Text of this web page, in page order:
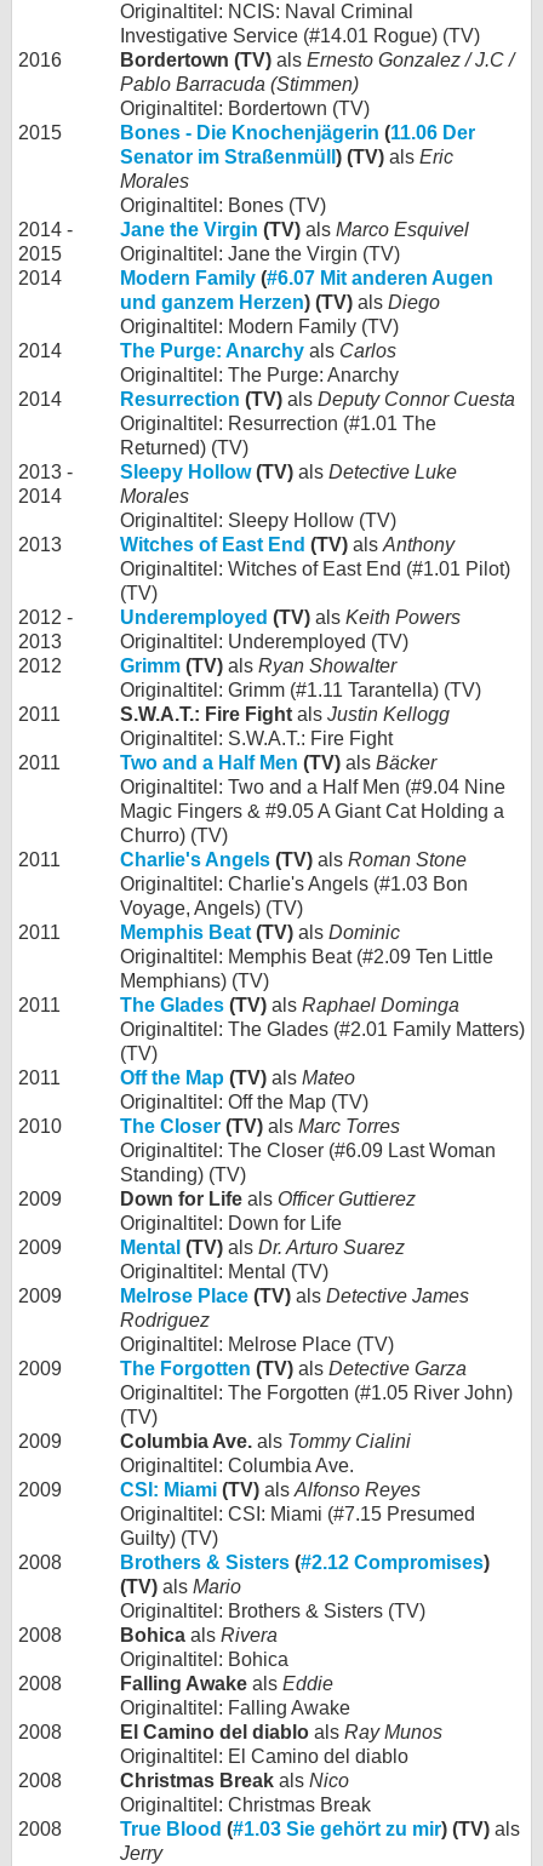
Originaltitel: NCIS: Naval Criminal
Investigative Service (#14.01 Rogue) (TV)
2016
Bordertown (TV) als Ernesto Gonzalez / J.C /
Pablo Barracuda (Stimmen)
Originaltitel: Bordertown (TV)
2015
Bones - Die Knochenjägerin (11.06 Der
Senator im Straßenmüll ) (TV) als Eric
Morales
Originaltitel: Bones (TV)
2014 -
2015
Jane the Virgin (TV) als Marco Esquivel
Originaltitel: Jane the Virgin (TV)
2014
Modern Family (#6.07 Mit anderen Augen
und ganzem Herzen) (TV) als Diego
Originaltitel: Modern Family (TV)
2014
The Purge: Anarchy als Carlos
Originaltitel: The Purge: Anarchy
2014
Resurrection (TV) als Deputy Connor Cuesta
Originaltitel: Resurrection (#1.01 The
Returned) (TV)
2013 -
2014
Sleepy Hollow(TV) als Detective Luke
Morales
Originaltitel: Sleepy Hollow (TV)
2013
Witches of East End (TV) als Anthony
Originaltitel: Witches of East End (#1.01 Pilot)
(TV)
2012 -
2013
Underemployed (TV) als Keith Powers
Originaltitel: Underemployed (TV)
2012
Grimm (TV) als Ryan Showalter
Originaltitel: Grimm (#1.11 Tarantella) (TV)
2011
S.W.A.T.: Fire Fight als Justin Kellogg
Originaltitel: S.W.A.T.: Fire Fight
2011
Two and a Half Men (TV) als Bäcker
Originaltitel: Two and a Half Men (#9.04 Nine
Magic Fingers & #9.05 A Giant Cat Holding a
Churro) (TV)
2011
Charlie's Angels (TV) als Roman Stone
Originaltitel: Charlie's Angels (#1.03 Bon
Voyage, Angels) (TV)
2011
Memphis Beat (TV) als Dominic
Originaltitel: Memphis Beat (#2.09 Ten Little
Memphians) (TV)
2011
The Glades (TV) als Raphael Dominga
Originaltitel: The Glades (#2.01 Family Matters)
(TV)
2011
Off the Map (TV) als Mateo
Originaltitel: Off the Map (TV)
2010
The Closer (TV) als Marc Torres
Originaltitel: The Closer (#6.09 Last Woman
Standing) (TV)
2009
Down for Life als Officer Guttierez
Originaltitel: Down for Life
2009
Mental (TV) als Dr. Arturo Suarez
Originaltitel: Mental (TV)
2009
Melrose Place (TV) als Detective James
Rodriguez
Originaltitel: Melrose Place (TV)
2009
The Forgotten (TV) als Detective Garza
Originaltitel: The Forgotten (#1.05 River John)
(TV)
2009
Columbia Ave. als Tommy Cialini
Originaltitel: Columbia Ave.
2009
CSI: Miami (TV) als Alfonso Reyes
Originaltitel: CSI: Miami (#7.15 Presumed
Guilty) (TV)
2008
Brothers & Sisters (#2.12 Compromises)
(TV) als Mario
Originaltitel: Brothers & Sisters (TV)
2008
Bohica als Rivera
Originaltitel: Bohica
2008
Falling Awake als Eddie
Originaltitel: Falling Awake
2008
El Camino del diablo als Ray Munos
Originaltitel: El Camino del diablo
2008
Christmas Break als Nico
Originaltitel: Christmas Break
2008
True Blood (#1.03 Sie gehört zu mir) (TV) als
Jerry